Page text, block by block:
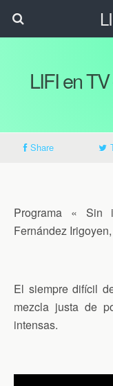
LIFI en
Share
Programa «
Fernández
El siempre difícil
mezcla justa de
intensas.